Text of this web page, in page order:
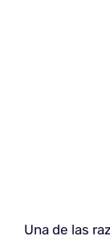
Una de las